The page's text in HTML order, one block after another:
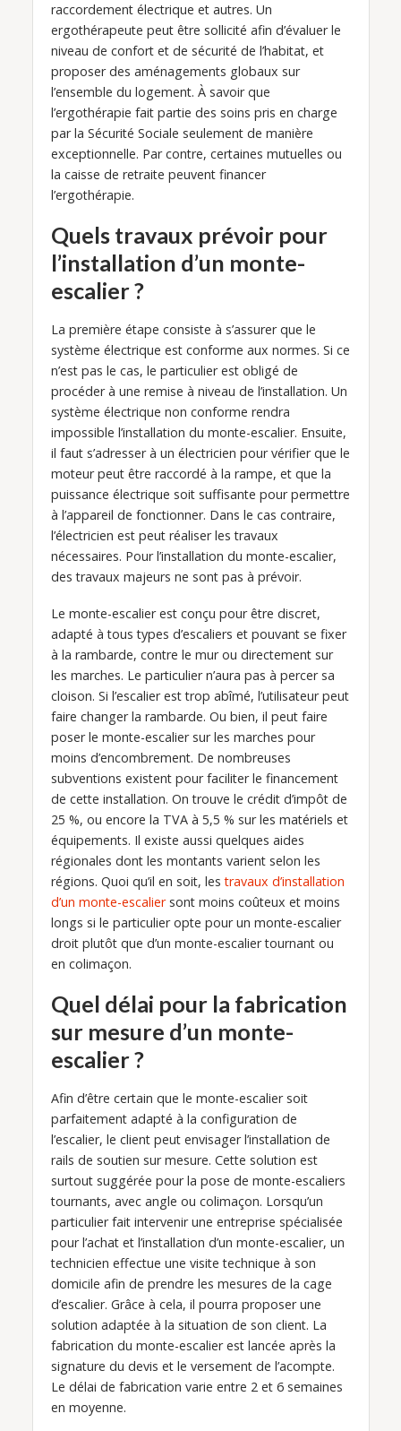
raccordement électrique et autres. Un
ergothérapeute peut être sollicité afin d’évaluer le
niveau de confort et de sécurité de l’habitat, et
proposer des aménagements globaux sur
l’ensemble du logement. À savoir que
l’ergothérapie fait partie des soins pris en charge
par la Sécurité Sociale seulement de manière
exceptionnelle. Par contre, certaines mutuelles ou
la caisse de retraite peuvent financer
l’ergothérapie.
Quels travaux prévoir pour
l’installation d’un monte-
escalier ?
La première étape consiste à s’assurer que le
système électrique est conforme aux normes. Si ce
n’est pas le cas, le particulier est obligé de
procéder à une remise à niveau de l’installation. Un
système électrique non conforme rendra
impossible l’installation du monte-escalier. Ensuite,
il faut s’adresser à un électricien pour vérifier que le
moteur peut être raccordé à la rampe, et que la
puissance électrique soit suffisante pour permettre
à l’appareil de fonctionner. Dans le cas contraire,
l’électricien est peut réaliser les travaux
nécessaires. Pour l’installation du monte-escalier,
des travaux majeurs ne sont pas à prévoir.
Le monte-escalier est conçu pour être discret,
adapté à tous types d’escaliers et pouvant se fixer
à la rambarde, contre le mur ou directement sur
les marches. Le particulier n’aura pas à percer sa
cloison. Si l’escalier est trop abîmé, l’utilisateur peut
faire changer la rambarde. Ou bien, il peut faire
poser le monte-escalier sur les marches pour
moins d’encombrement. De nombreuses
subventions existent pour faciliter le financement
de cette installation. On trouve le crédit d’impôt de
25 %, ou encore la TVA à 5,5 % sur les matériels et
équipements. Il existe aussi quelques aides
régionales dont les montants varient selon les
régions. Quoi qu’il en soit, lestravaux d’installation
d’un monte-escaliersont moins coûteux et moins
longs si le particulier opte pour un monte-escalier
droit plutôt que d’un monte-escalier tournant ou
en colimaçon.
Quel délai pour la fabrication
sur mesure d’un monte-
escalier ?
Afin d’être certain que le monte-escalier soit
parfaitement adapté à la configuration de
l’escalier, le client peut envisager l’installation de
rails de soutien sur mesure. Cette solution est
surtout suggérée pour la pose de monte-escaliers
tournants, avec angle ou colimaçon. Lorsqu’un
particulier fait intervenir une entreprise spécialisée
pour l’achat et l’installation d’un monte-escalier, un
technicien effectue une visite technique à son
domicile afin de prendre les mesures de la cage
d’escalier. Grâce à cela, il pourra proposer une
solution adaptée à la situation de son client. La
fabrication du monte-escalier est lancée après la
signature du devis et le versement de l’acompte.
Le délai de fabrication varie entre 2 et 6 semaines
en moyenne.